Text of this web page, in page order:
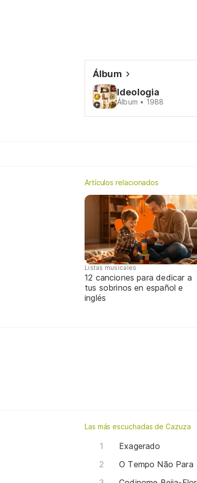
Álbum
Ideologia
Álbum • 1988
Artículos relacionados
Listas musicales
12 canciones para dedicar a
tus sobrinos en español e
inglés
Las más escuchadas de Cazuza
Exagerado
O Tempo Não Para